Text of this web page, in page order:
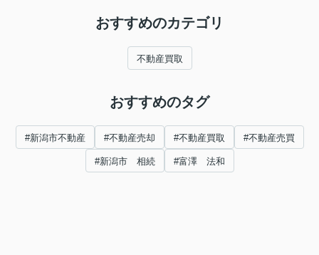
おすすめのカテゴリ
不動産買取
おすすめのタグ
#新潟市不動産 #不動産売却 #不動産買取 #不動産売買
#新潟市 相続 #富澤 法和